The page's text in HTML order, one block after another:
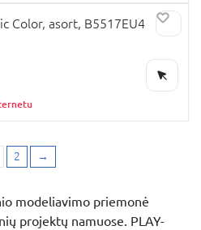
Color, asort, B5517EU4
2 →
modeliavimo priemonė
projektų namuose. PLAY-